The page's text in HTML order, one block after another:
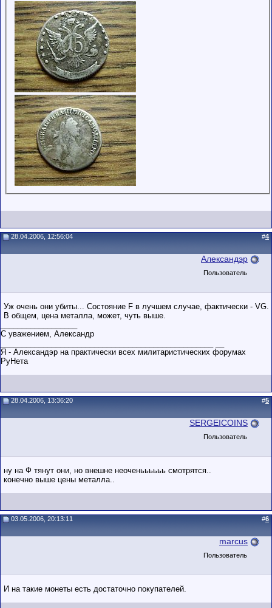
28.04.2006, 12:56:04 #4
Александэр
Пользователь
Уж очень они убиты... Состояние F в лучшем случае, фактически - VG.
В общем, цена металла, может, чуть выше.
С уважением, Александр
Я - Александэр на практически всех милитаристических форумах
РуНета
28.04.2006, 13:36:20 #5
SERGEICOINS
Пользователь
ну на Ф тянут они, но внешне неоченьььььь смотрятся..
конечно выше цены металла..
03.05.2006, 20:13:11 #6
marcus
Пользователь
И на такие монеты есть достаточно покупателей.